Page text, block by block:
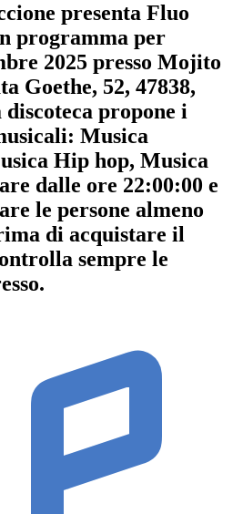
presenta Fluo
programma per
2025 presso Mojito
Goethe, 52, 47838,
propone i
Musica
Hip hop, Musica
dalle ore 22:00:00 e
le persone almeno
di acquistare il
sempre le
.